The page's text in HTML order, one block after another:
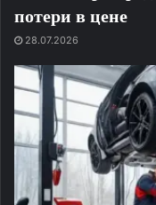
потери в цене
28.07.2026